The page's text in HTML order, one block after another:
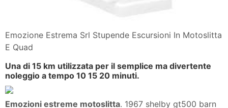
Emozione Estrema Srl Stupende Escursioni In Motoslitta
E Quad
Una di 15 km utilizzata per il semplice ma divertente
noleggio a tempo 10 15 20 minuti.
Emozioni estreme motoslitta. 1967 shelby gt500 barn